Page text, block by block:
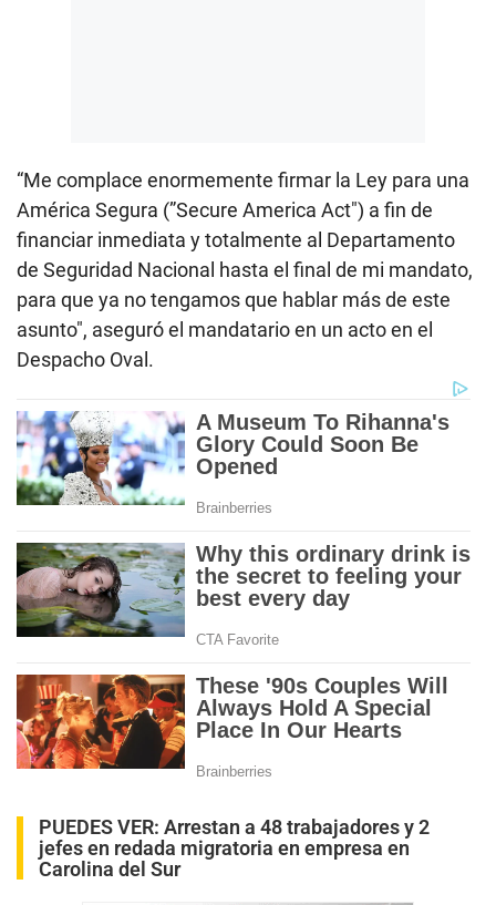
“Me complace enormemente firmar la Ley para una
América Segura (”Secure America Act") a fin de
financiar inmediata y totalmente al Departamento
de Seguridad Nacional hasta el final de mi mandato,
para que ya no tengamos que hablar más de este
asunto", aseguró el mandatario en un acto en el
Despacho Oval.
PUEDES VER: Arrestan a 48 trabajadores y 2
jefes en redada migratoria en empresa en
Carolina del Sur